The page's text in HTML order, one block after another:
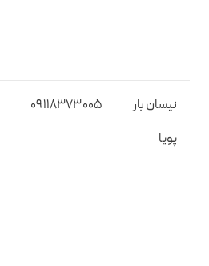
نیسان بار
پویا
09118373005